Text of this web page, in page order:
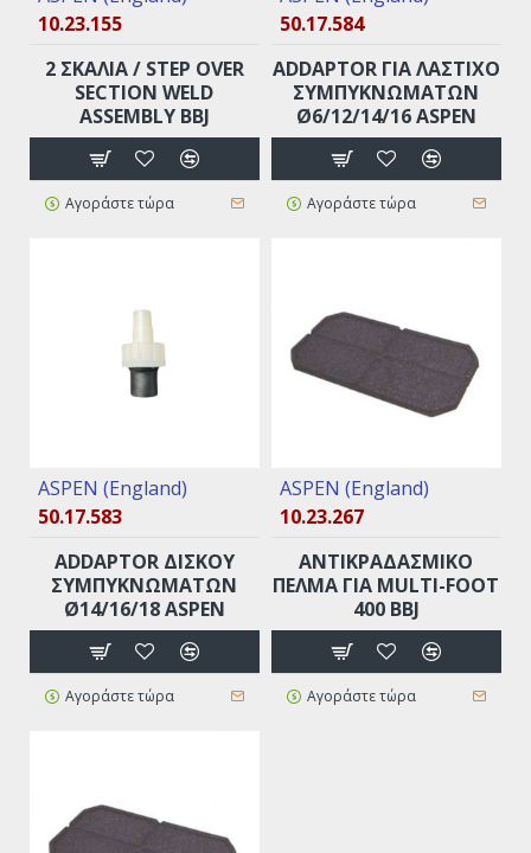
10.23.155
2 ΣΚΑΛΙΆ / STEP OVER
SECTION WELD
ASSEMBLY BBJ
Αγοράστε τώρα
50.17.584
ADDAPTOR ΓΙΑ ΛΆΣΤΙΧΟ
ΣΥΜΠΥΚΝΩΜΆΤΩΝ
Ø6/12/14/16 ASPEN
Αγοράστε τώρα
ASPEN (England)
50.17.583
ADDAPTOR ΔΙΣΚΟΥ
ΣΥΜΠΥΚΝΩΜΑΤΩΝ
Ø14/16/18 ASPEN
Αγοράστε τώρα
ASPEN (England)
10.23.267
ANTIKΡΑΔΑΣΜΙΚΟ
ΠΕΛΜΑ ΓΙΑ MULTI-FOOT
400 BBJ
Αγοράστε τώρα